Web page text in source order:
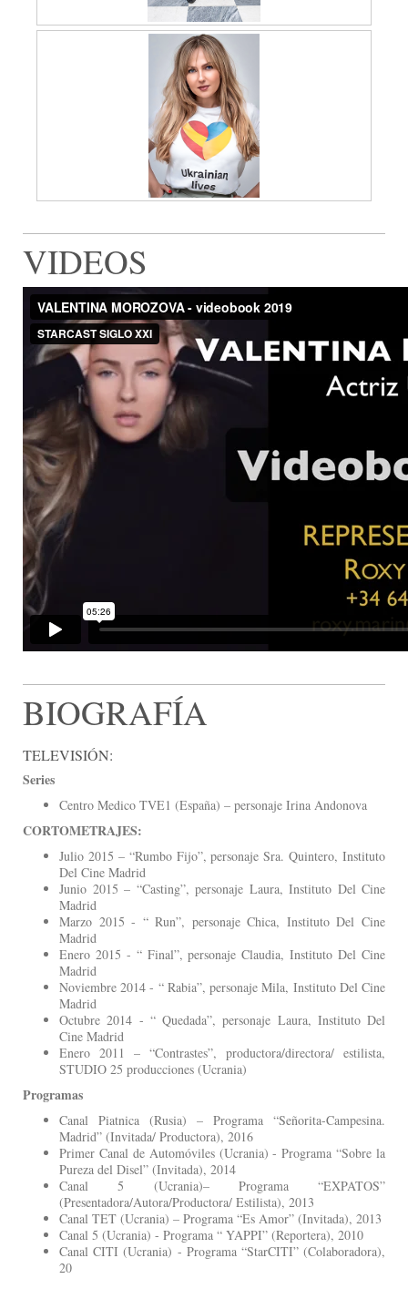
VIDEOS
BIOGRAFÍA
TELEVISIÓN:
Series
Centro Medico TVE1 (España) – personaje Irina Andonova
CORTOMETRAJES:
Julio 2015 – “Rumbo Fijo”, personaje Sra. Quintero, Instituto
Del Cine Madrid
Junio 2015 – “Casting”, personaje Laura, Instituto Del Cine
Madrid
Marzo 2015 - “ Run”, personaje Chica, Instituto Del Cine
Madrid
Enero 2015 - “ Final”, personaje Claudia, Instituto Del Cine
Madrid
Noviembre 2014 - “ Rabia”, personaje Mila, Instituto Del Cine
Madrid
Octubre 2014 - “ Quedada”, personaje Laura, Instituto Del
Cine Madrid
Enero 2011 – “Contrastes”, productora/directora/ estilista,
STUDIO 25 producciones (Ucrania)
Programas
Canal Piatnica (Rusia) – Programa “Señorita-Campesina.
Madrid” (Invitada/ Productora), 2016
Primer Canal de Automóviles (Ucrania) - Programa “Sobre la
Pureza del Disel” (Invitada), 2014
Canal 5 (Ucrania)– Programa “EXPATOS”
(Presentadora/Autora/Productora/ Estilista), 2013
Canal TET (Ucrania) – Programa “Es Amor” (Invitada), 2013
Canal 5 (Ucrania) - Programa “ YAPPI” (Reportera), 2010
Canal CITI (Ucrania) - Programa “StarCITI” (Colaboradora),
20